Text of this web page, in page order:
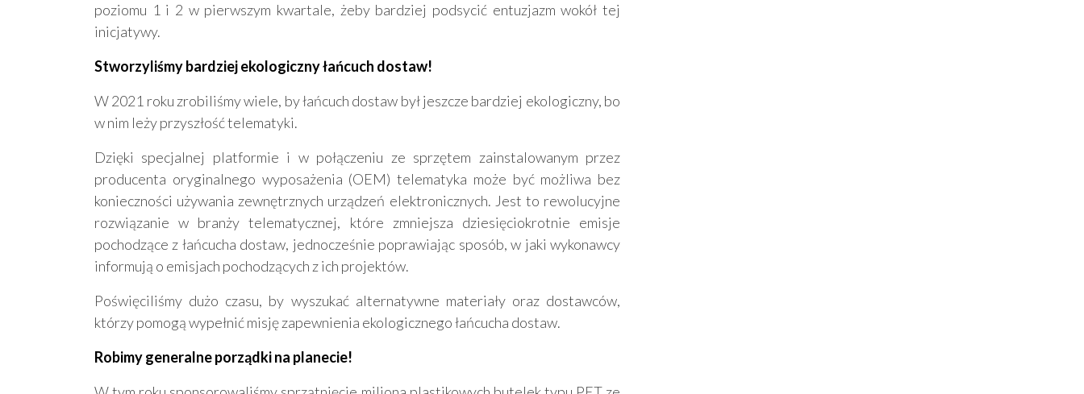
poziomu 1 i 2 w pierwszym kwartale, żeby bardziej podsycić entuzjazm wokół tej
inicjatywy.
Stworzyliśmy bardziej ekologiczny łańcuch dostaw!
W 2021 roku zrobiliśmy wiele, by łańcuch dostaw był jeszcze bardziej ekologiczny, bo
w nim leży przyszłość telematyki.
Dzięki specjalnej platformie i w połączeniu ze sprzętem zainstalowanym przez
producenta oryginalnego wyposażenia (OEM) telematyka może być możliwa bez
konieczności używania zewnętrznych urządzeń elektronicznych. Jest to rewolucyjne
rozwiązanie w branży telematycznej, które zmniejsza dziesięciokrotnie emisje
pochodzące z łańcucha dostaw, jednocześnie poprawiając sposób, w jaki wykonawcy
informują o emisjach pochodzących z ich projektów.
Poświęciliśmy dużo czasu, by wyszukać alternatywne materiały oraz dostawców,
którzy pomogą wypełnić misję zapewnienia ekologicznego łańcucha dostaw.
Robimy generalne porządki na planecie!